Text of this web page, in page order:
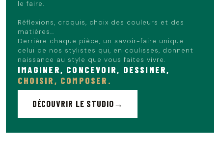
le faire.
Réflexions, croquis, choix des couleurs et des
matières…
Derrière chaque pièce, un savoir-faire unique :
celui de nos stylistes qui, en coulisses, donnent
naissance au style que vous faites vivre.
IMAGINER, CONCEVOIR, DESSINER,
CHOISIR, COMPOSER.
DÉCOUVRIR LE STUDIO